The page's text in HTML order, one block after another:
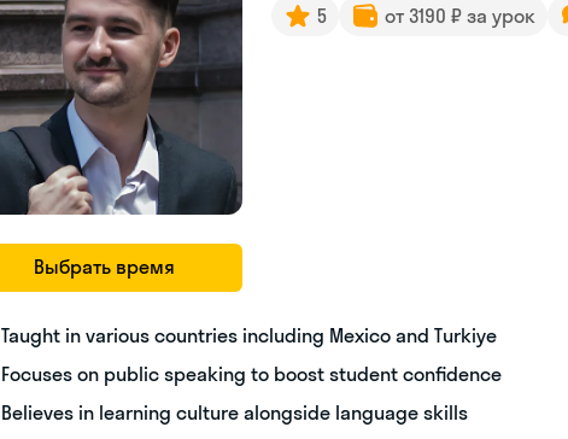
Выбрать время
5 от 3190 ₽ за урок
Taught in various countries including Mexico and Turkiye
Focuses on public speaking to boost student confidence
Believes in learning culture alongside language skills